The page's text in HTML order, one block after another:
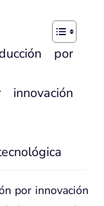
por
por innovación